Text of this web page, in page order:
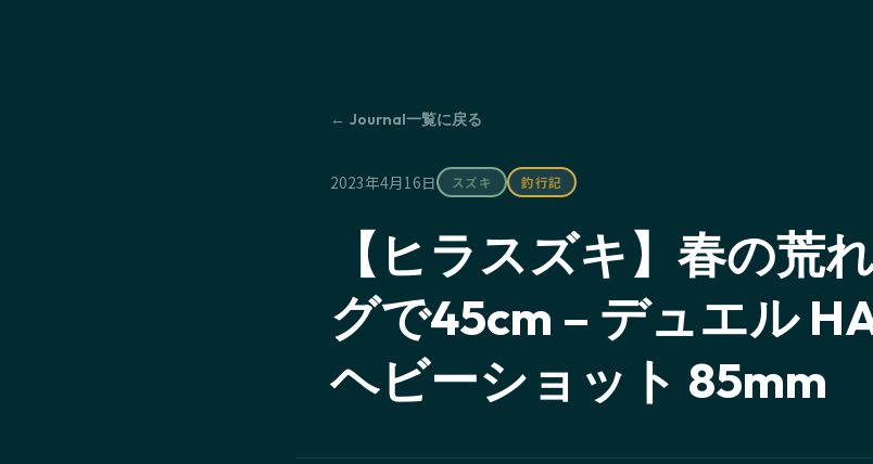
← Journal一覧に戻る
2023年4月16日 スズキ 釣行記
【ヒラスズキ】春の荒
グで45cm – デュエル
ヘビーショット 85mm